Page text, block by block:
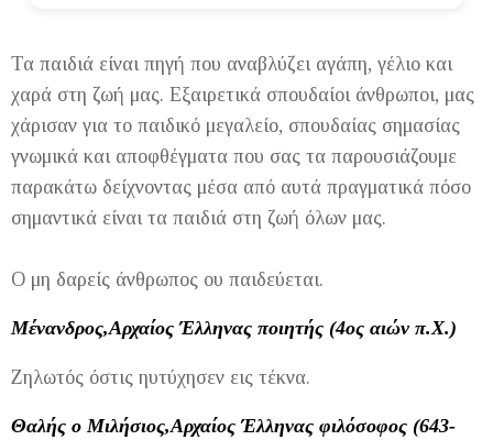
Τα παιδιά είναι πηγή που αναβλύζει αγάπη, γέλιο και
χαρά στη ζωή μας. Εξαιρετικά σπουδαίοι άνθρωποι, μας
χάρισαν για το παιδικό μεγαλείο, σπουδαίας σημασίας
γνωμικά και αποφθέγματα που σας τα παρουσιάζουμε
παρακάτω δείχνοντας μέσα από αυτά πραγματικά πόσο
σημαντικά είναι τα παιδιά στη ζωή όλων μας.
Ο μη δαρείς άνθρωπος ου παιδεύεται.
Μένανδρος,Αρχαίος Έλληνας ποιητής (4ος αιών π.Χ.)
Ζηλωτός όστις ηυτύχησεν εις τέκνα.
Θαλής ο Μιλήσιος,Αρχαίος Έλληνας φιλόσοφος (643-